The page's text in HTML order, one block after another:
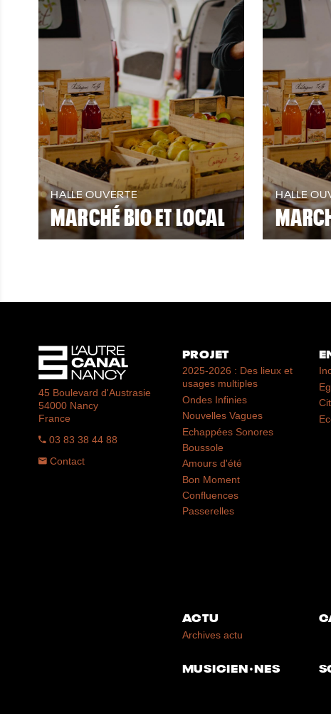
HALLE OUVERTE
MARCHÉ BIO ET LOCAL
HALLE
45 Boulevard d'Austrasie
54000 Nancy
France
03 83 38 44 88
Contact
PROJET
2025-2026 : Des lieux et
usages multiples
Ondes Infinies
Nouvelles Vagues
Echappées Sonores
Boussole
Amours d'été
Bon Moment
Confluences
Passerelles
ACTU
Archives actu
MUSICIEN·NES